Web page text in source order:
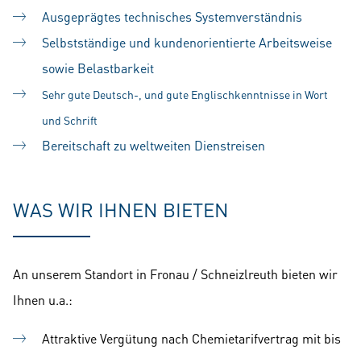
Ausgeprägtes technisches Systemverständnis
Selbstständige und kundenorientierte Arbeitsweise
sowie Belastbarkeit
Sehr gute Deutsch-, und gute Englischkenntnisse in Wort
und Schrift
Bereitschaft zu weltweiten Dienstreisen
WAS WIR IHNEN BIETEN
An unserem Standort in Fronau / Schneizlreuth bieten wir
Ihnen u.a.:
Attraktive Vergütung nach Chemietarifvertrag mit bis